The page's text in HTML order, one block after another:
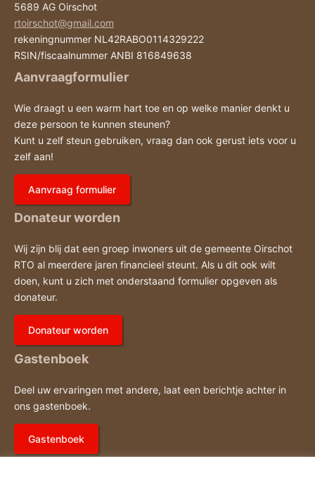
5689 AG Oirschot
rtoirschot@gmail.com
rekeningnummer NL42RABO0114329222
RSIN/fiscaalnummer ANBI 816849638
Aanvraagformulier
Wie draagt u een warm hart toe en op welke manier denkt u
deze persoon te kunnen steunen?
Kunt u zelf steun gebruiken, vraag dan ook gerust iets voor u
zelf aan!
Aanvraag formulier
Donateur worden
Wij zijn blij dat een groep inwoners uit de gemeente Oirschot
RTO al meerdere jaren financieel steunt. Als u dit ook wilt
doen, kunt u zich met onderstaand formulier opgeven als
donateur.
Donateur worden
Gastenboek
Deel uw ervaringen met andere, laat een berichtje achter in
ons gastenboek.
Gastenboek